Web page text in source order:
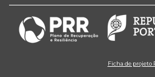
Ficha de projeto